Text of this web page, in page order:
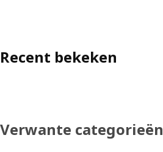
Recent bekeken
Verwante categorieën